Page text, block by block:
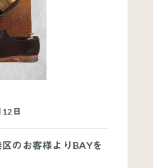
日
のお客様よりBAYを